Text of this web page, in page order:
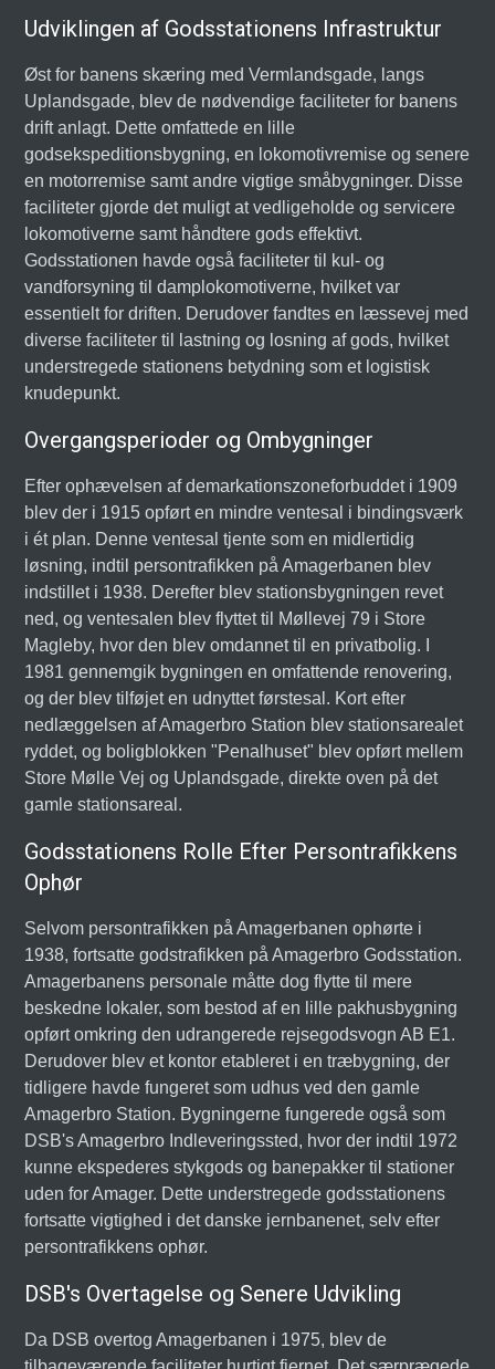
Udviklingen af Godsstationens Infrastruktur
Øst for banens skæring med Vermlandsgade, langs
Uplandsgade, blev de nødvendige faciliteter for banens
drift anlagt. Dette omfattede en lille
godsekspeditionsbygning, en lokomotivremise og senere
en motorremise samt andre vigtige småbygninger. Disse
faciliteter gjorde det muligt at vedligeholde og servicere
lokomotiverne samt håndtere gods effektivt.
Godsstationen havde også faciliteter til kul- og
vandforsyning til damplokomotiverne, hvilket var
essentielt for driften. Derudover fandtes en læssevej med
diverse faciliteter til lastning og losning af gods, hvilket
understregede stationens betydning som et logistisk
knudepunkt.
Overgangsperioder og Ombygninger
Efter ophævelsen af demarkationszoneforbuddet i 1909
blev der i 1915 opført en mindre ventesal i bindingsværk
i ét plan. Denne ventesal tjente som en midlertidig
løsning, indtil persontrafikken på Amagerbanen blev
indstillet i 1938. Derefter blev stationsbygningen revet
ned, og ventesalen blev flyttet til Møllevej 79 i Store
Magleby, hvor den blev omdannet til en privatbolig. I
1981 gennemgik bygningen en omfattende renovering,
og der blev tilføjet en udnyttet førstesal. Kort efter
nedlæggelsen af Amagerbro Station blev stationsarealet
ryddet, og boligblokken "Penalhuset" blev opført mellem
Store Mølle Vej og Uplandsgade, direkte oven på det
gamle stationsareal.
Godsstationens Rolle Efter Persontrafikkens
Ophør
Selvom persontrafikken på Amagerbanen ophørte i
1938, fortsatte godstrafikken på Amagerbro Godsstation.
Amagerbanens personale måtte dog flytte til mere
beskedne lokaler, som bestod af en lille pakhusbygning
opført omkring den udrangerede rejsegodsvogn AB E1.
Derudover blev et kontor etableret i en træbygning, der
tidligere havde fungeret som udhus ved den gamle
Amagerbro Station. Bygningerne fungerede også som
DSB's Amagerbro Indleveringssted, hvor der indtil 1972
kunne ekspederes stykgods og banepakker til stationer
uden for Amager. Dette understregede godsstationens
fortsatte vigtighed i det danske jernbanenet, selv efter
persontrafikkens ophør.
DSB's Overtagelse og Senere Udvikling
Da DSB overtog Amagerbanen i 1975, blev de